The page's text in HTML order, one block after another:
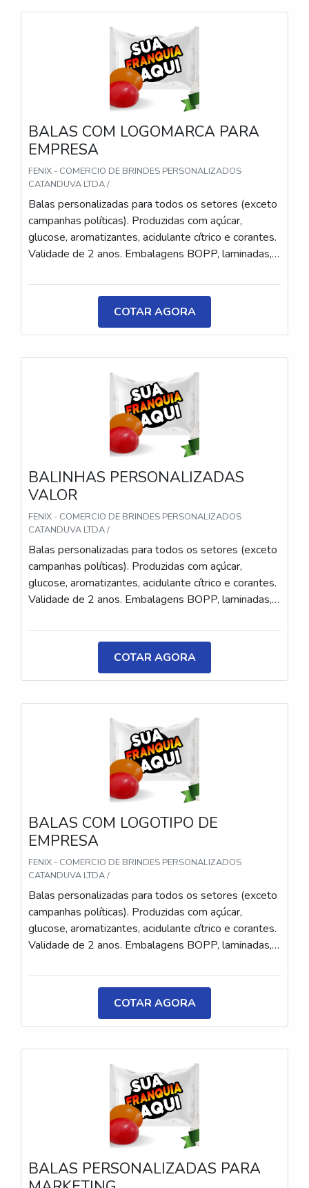
BALAS COM LOGOMARCA PARA
EMPRESA
FENIX - COMERCIO DE BRINDES PERSONALIZADOS
CATANDUVA LTDA /
Balas personalizadas para todos os setores (exceto
campanhas políticas). Produzidas com açúcar,
glucose, aromatizantes, acidulante cítrico e corantes.
Validade de 2 anos. Embalagens BOPP, laminadas,
ou P&B em alta qualidade, tinta atóxica. Medida: 5 ×
diferentes tipos (balas, gomas, chicletes, recheadas
e pastilhas). Produto sem glúten.
COTAR AGORA
BALINHAS PERSONALIZADAS
VALOR
FENIX - COMERCIO DE BRINDES PERSONALIZADOS
CATANDUVA LTDA /
Balas personalizadas para todos os setores (exceto
campanhas políticas). Produzidas com açúcar,
glucose, aromatizantes, acidulante cítrico e corantes.
Validade de 2 anos. Embalagens BOPP, laminadas,
ou P&B em alta qualidade, tinta atóxica. Medida: 5 ×
diferentes tipos (balas, gomas, chicletes, recheadas
e pastilhas). Produto sem glúten.
COTAR AGORA
BALAS COM LOGOTIPO DE
EMPRESA
FENIX - COMERCIO DE BRINDES PERSONALIZADOS
CATANDUVA LTDA /
Balas personalizadas para todos os setores (exceto
campanhas políticas). Produzidas com açúcar,
glucose, aromatizantes, acidulante cítrico e corantes.
Validade de 2 anos. Embalagens BOPP, laminadas,
ou P&B em alta qualidade, tinta atóxica. Medida: 5 ×
diferentes tipos (balas, gomas, chicletes, recheadas
e pastilhas). Produto sem glúten.
COTAR AGORA
BALAS PERSONALIZADAS PARA